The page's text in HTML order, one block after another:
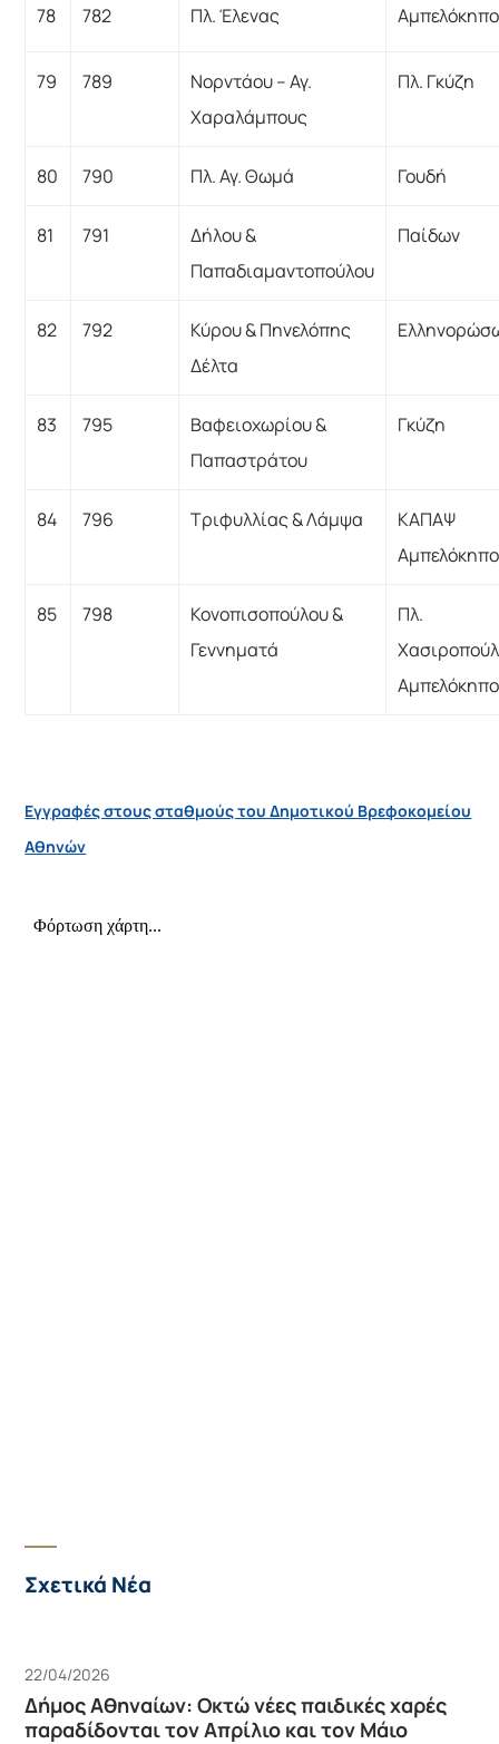
78 782 Πλ. Έλενας
79 789
Νορντάου – Αγ.
Χαραλάμπους
Πλ. Γκύζη
80 790 Πλ. Αγ. Θωμά Γουδή
81 791
Δήλου &
Παπαδιαμαντοπούλου
Παίδων
82 792
Κύρου & Πηνελόπης
Δέλτα
83 795
Βαφειοχωρίου &
Παπαστράτου
Γκύζη
84 796 Τριφυλλίας & Λάμψα
ΚΑΠΑΨ
85 798
Κονοπισοπούλου &
Γεννηματά
Πλ.
Εγγραφές στους σταθμούς του Δημοτικού Βρεφοκομείου
Αθηνών
Σχετικά Νέα
22/04/2026
Δήμος Αθηναίων: Οκτώ νέες παιδικές χαρές
παραδίδονται τον Απρίλιο και τον Μάιο